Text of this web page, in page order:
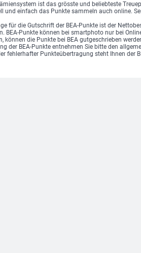
ist das grösste und beliebteste
und einfach das Punkte sammeln auch online.
für die Gutschrift der BEA-Punkte ist der
BEA-Punkte können bei smartphoto nur bei
können die Punkte bei BEA gutgeschrieben
der BEA-Punkte entnehmen Sie bitte den
fehlerhafter Punkteübertragung steht Ihnen der